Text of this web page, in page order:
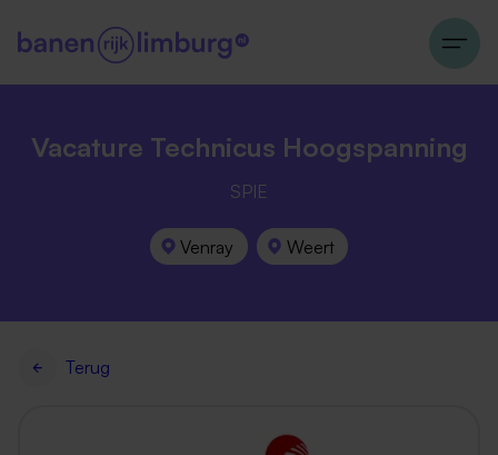
Vacature Technicus Hoogspanning
SPIE
Venray Weert
Terug